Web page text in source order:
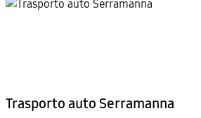
Trasporto auto Serramanna